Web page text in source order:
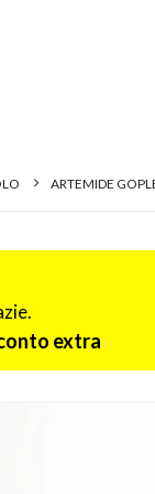
ARTEMIDE
extra